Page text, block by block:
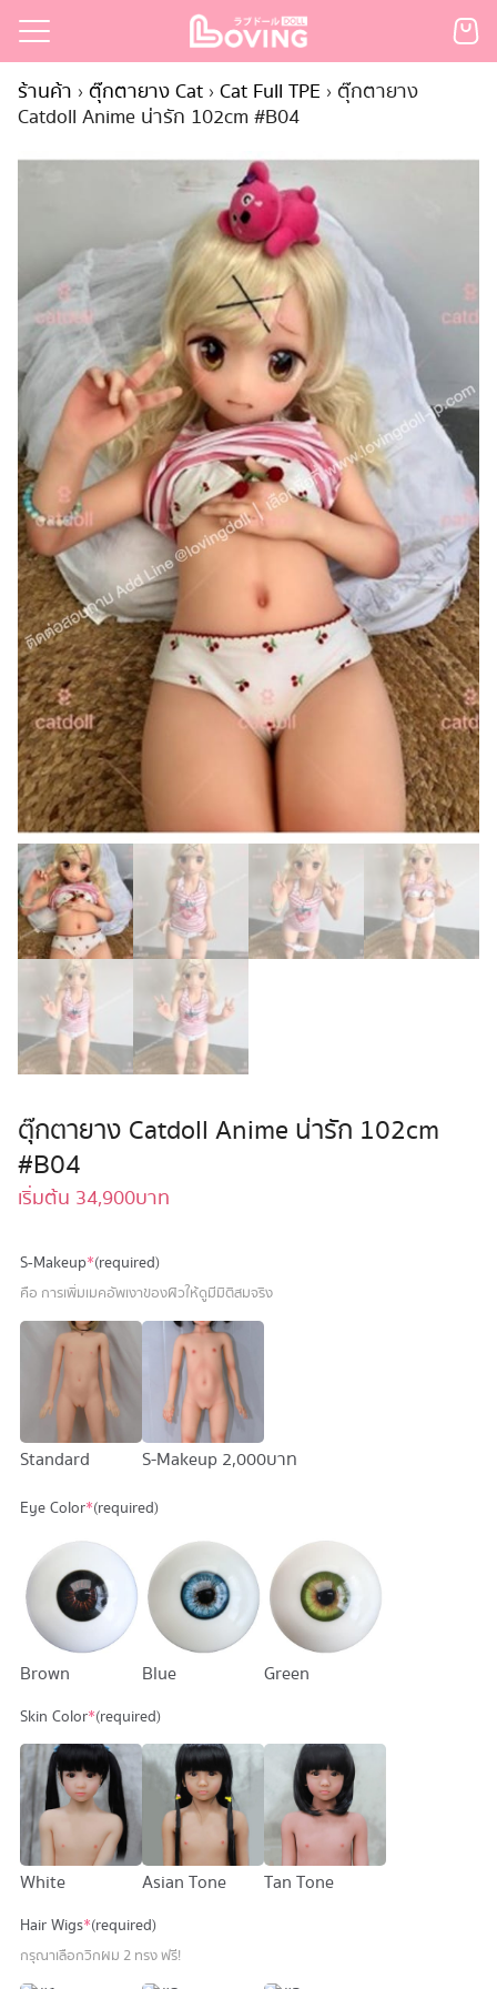
Skip
content
ก
สั่งซื้อ
ะเงิน
ค้า
for:
ร้านค้า › ตุ๊กตายาง Cat › Cat Full TPE › ตุ๊กตายาง
Catdoll Anime น่ารัก 102cm #B04
ตุ๊กตายาง Catdoll Anime น่ารัก 102cm
#B04
เริ่มต้น 34,900บาท
S-Makeup*(required)
คือ การเพิ่มเมคอัพเงาของผิวให้ดูมีมิติสมจริง
Standard S-Makeup 2,000 บาท
Eye Color*(required)
Brown Blue Green
Skin Color*(required)
White Asian Tone Tan Tone
Hair Wigs*(required)
กรุณาเลือกวิกผม 2 ทรง ฟรี!